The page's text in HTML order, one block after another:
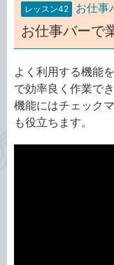
レッスン42 お仕事
お仕事バーで
よく利用する機能
で効率良く作業で
機能にはチェック
も役立ちます。